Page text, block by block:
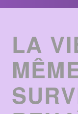
LA